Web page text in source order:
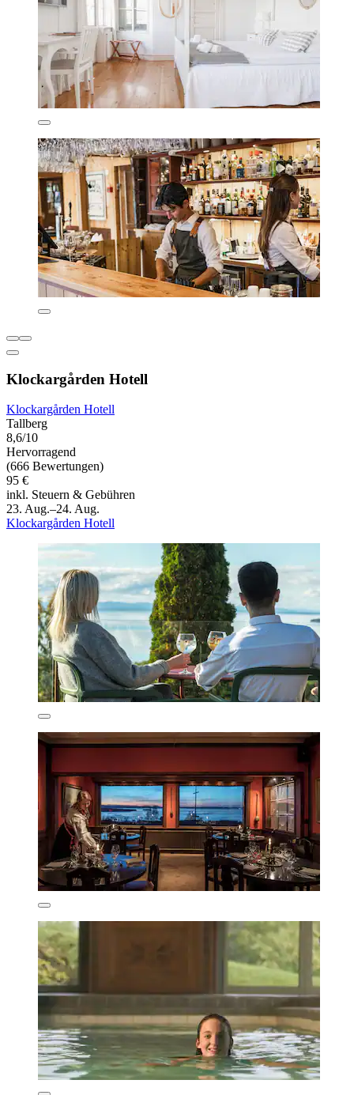
Klockargården Hotell
Klockargården Hotell
Tallberg
8,6/10
Hervorragend
(666 Bewertungen)
95 €
inkl. Steuern & Gebühren
23. Aug.–24. Aug.
Klockargården Hotell